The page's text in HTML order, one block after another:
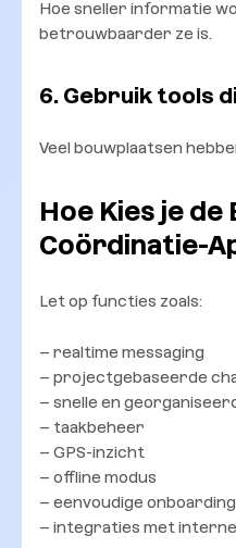
Hoe sneller informatie
betrouwbaarder ze is.
6. Gebruik tools
Veel bouwplaatsen
Hoe Kies je de
Coördinatie-
Let op functies zoals:
– realtime messaging
– projectgebaseerde
– snelle en
– taakbeheer
– GPS-inzicht
– offline modus
– eenvoudige
– integraties met